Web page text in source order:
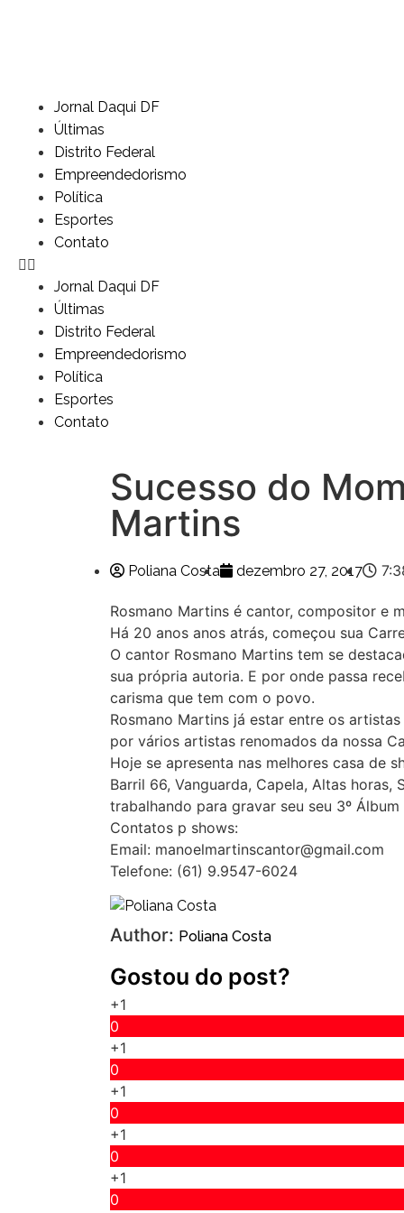
Jornal Daqui DF
Últimas
Distrito Federal
Empreendedorismo
Política
Esportes
Contato
Jornal Daqui DF
Últimas
Distrito Federal
Empreendedorismo
Política
Esportes
Contato
Sucesso do
Martins
Poliana Costa dezembro 27, 2017
Rosmano Martins é cantor, compositor e
Há 20 anos anos atrás, começou sua
O cantor Rosmano Martins tem se
sua própria autoria. E por onde passa
carisma que tem com o povo.
Rosmano Martins já estar entre os
por vários artistas renomados da nossa
Hoje se apresenta nas melhores casa de
Barril 66, Vanguarda, Capela, Altas horas,
trabalhando para gravar seu seu 3º
Contatos p shows:
Email: manoelmartinscantor@gmail.com
Telefone: (61) 9.9547-6024
Author: Poliana Costa
Gostou do post?
+1
0
+1
0
+1
0
+1
0
+1
0